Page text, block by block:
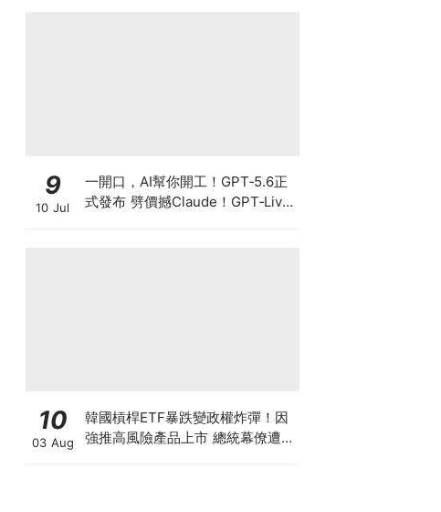
9
10 Jul
一開口，AI幫你開工！GPT‑5.6正
式發布 劈價撼Claude！GPT‑Live
10
03 Aug
韓國槓桿ETF暴跌變政權炸彈！因
強推高風險產品上市 總統幕僚遭刑